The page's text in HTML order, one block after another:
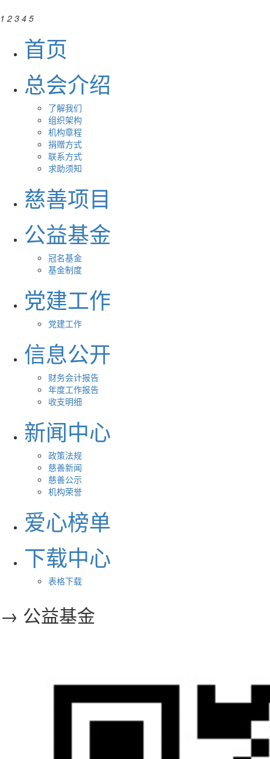
1 2 3 4 5
首页
总会介绍
了解我们
组织架构
机构章程
捐赠方式
联系方式
求助须知
慈善项目
公益基金
冠名基金
基金制度
党建工作
党建工作
信息公开
财务会计报告
年度工作报告
收支明细
新闻中心
政策法规
慈善新闻
慈善公示
机构荣誉
爱心榜单
下载中心
表格下载
→ 公益基金